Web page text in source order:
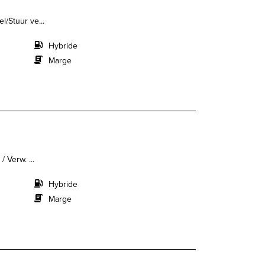
Stuur ve...
Hybride
Marge
Verw. ...
Hybride
Marge